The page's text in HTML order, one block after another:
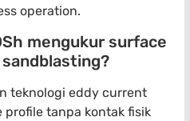
operation.
mengukur surface
teknologi eddy current
tanpa kontak fisik